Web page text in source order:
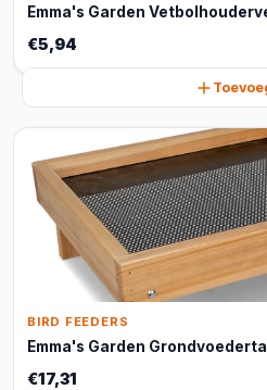
Emma's Garden
€5,94
BIRD FEEDERS
Emma's Garden
€17,31